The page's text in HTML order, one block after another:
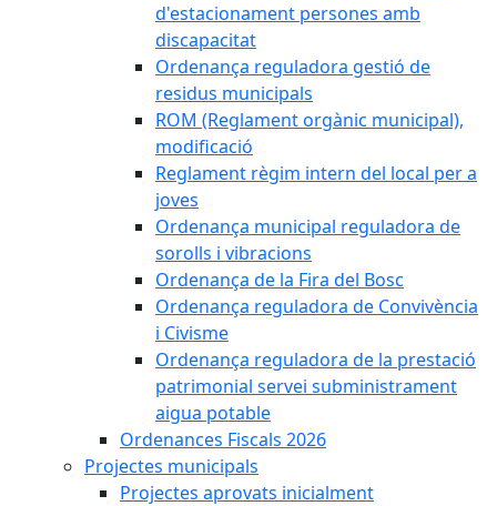
d'estacionament persones amb
discapacitat
Ordenança reguladora gestió de
residus municipals
ROM (Reglament orgànic municipal),
modificació
Reglament règim intern del local per a
joves
Ordenança municipal reguladora de
sorolls i vibracions
Ordenança de la Fira del Bosc
Ordenança reguladora de Convivència
i Civisme
Ordenança reguladora de la prestació
patrimonial servei subministrament
aigua potable
Ordenances Fiscals 2026
Projectes municipals
Projectes aprovats inicialment